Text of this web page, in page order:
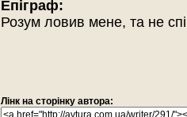
Епіграф:
Розум ловив мене, та не
Лінк на сторінку автора: